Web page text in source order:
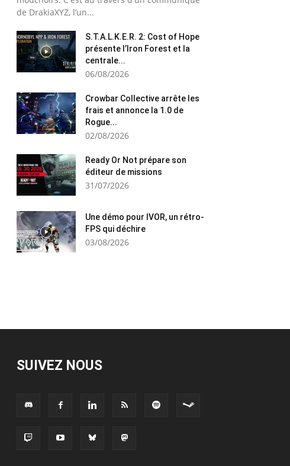
de DrakiaXYZ, l’un...
S.T.A.L.K.E.R. 2: Cost of Hope
présente l’Iron Forest et la
centrale...
06/08/2026
Crowbar Collective arrête les
frais et annonce la 1.0 de
Rogue...
02/08/2026
Ready Or Not prépare son
éditeur de missions
31/07/2026
Une démo pour IVOR, un rétro-
FPS qui déchire
03/08/2026
SUIVEZ NOUS